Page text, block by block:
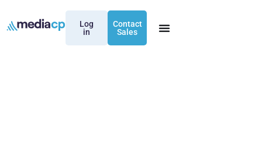
Log
in
Contact
Sales